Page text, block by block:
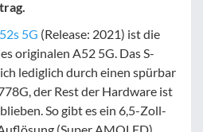
5G (Release: 2021) ist die
originalen A52 5G. Das S-
lediglich durch einen spürbar
der Rest der Hardware ist
So gibt es ein 6,5-Zoll-